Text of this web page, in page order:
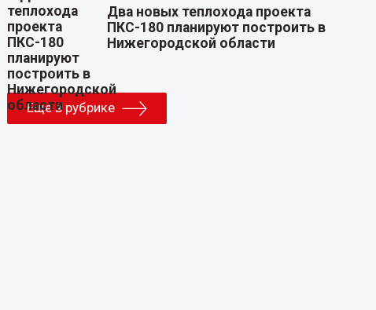
Два новых теплохода проекта
ПКС-180 планируют построить в
Нижегородской области
Еще в рубрике